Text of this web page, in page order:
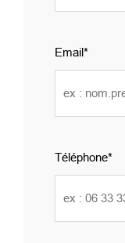
Email
Téléphone